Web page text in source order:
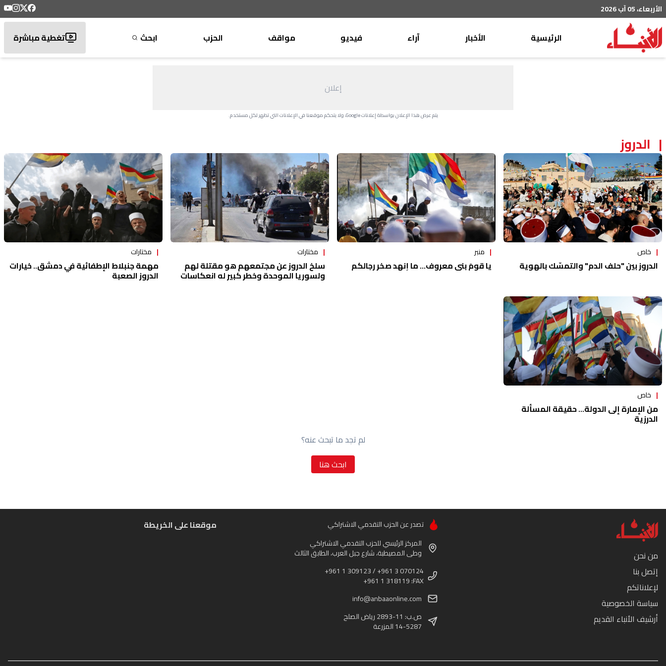
الأربعاء، 05 آب 2026
الرئيسية
الأخبار
من لبنان
ثقافة ومجتمع
منوعات
آراء
منبر
صحافة
أجنبية
بريد
القرّاء
فيديو مواقف الحزب ابحث تغطية مباشرة
إعلان
يتم عرض هذا الإعلان بواسطة إعلانات Google، ولا يتحكم موقعنا في الإعلانات التي تظهر لكل مستخدم.
الدروز
خاص
الدروز بين "حلف الدم" والتمسّك بالهوية
منبر
يا قومَ بني معروف... ما إنهد صخر رجالكم
مختارات
سلخ الدروز عن مجتمعهم هو مقتلة لهم
ولسوريا الموحدة وخطر كبير له انعكاسات
مختارات
مهمة جنبلاط الإطفائية في دمشق.. خيارات
الدروز الصعبة
خاص
من الإمارة إلى الدولة… حقيقة المسألة
الدرزية
لم تجد ما تبحث عنه؟
ابحث هنا
من نحن
إتصل بنا
لإعلاناتكم
سياسة الخصوصية
أرشيف الأنباء القديم
تصدر عن الحزب التقدمي الاشتراكي
المركز الرئيسي للحزب التقدمي الاشتراكي
وطى المصيطبة، شارع جبل العرب، الطابق الثالث
+961 1 309123 / +961 3 070124
+961 1 318119 :FAX
info@anbaaonline.com
ص.ب: 11-2893 رياض الصلح
14-5287 المزرعة
موقعنا على الخريطة